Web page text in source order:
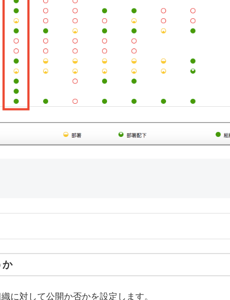
か
に対して公開か否かを設定します。